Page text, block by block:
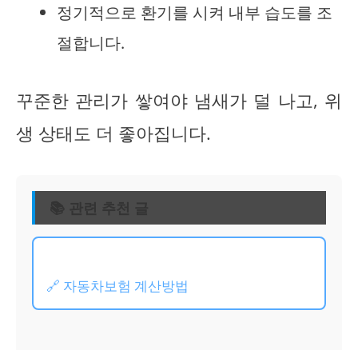
정기적으로 환기를 시켜 내부 습도를 조
절합니다.
꾸준한 관리가 쌓여야 냄새가 덜 나고, 위
생 상태도 더 좋아집니다.
📚 관련 추천 글
🔗 자동차보험 계산방법